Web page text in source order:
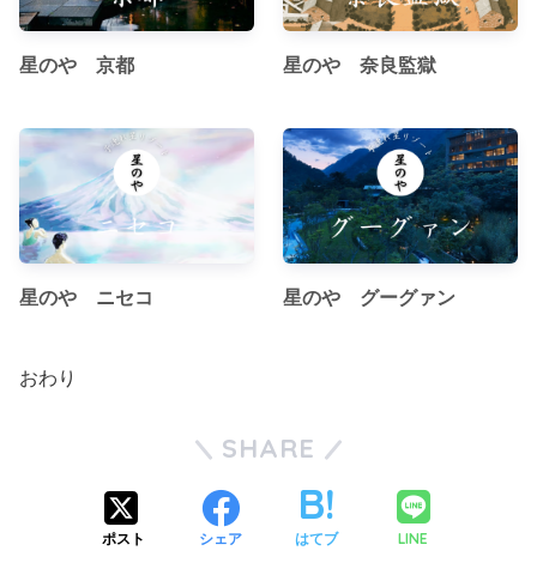
星のや 京都 星のや 奈良監獄
星のや ニセコ 星のや グーグァン
おわり
SHARE
ポスト シェア はてブ LINE